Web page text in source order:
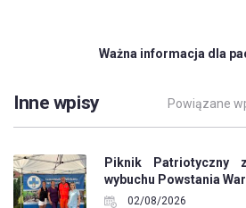
Ważna informacja dla
Inne wpisy Powiązane
Piknik
wybuchu Powstania
02/08/2026